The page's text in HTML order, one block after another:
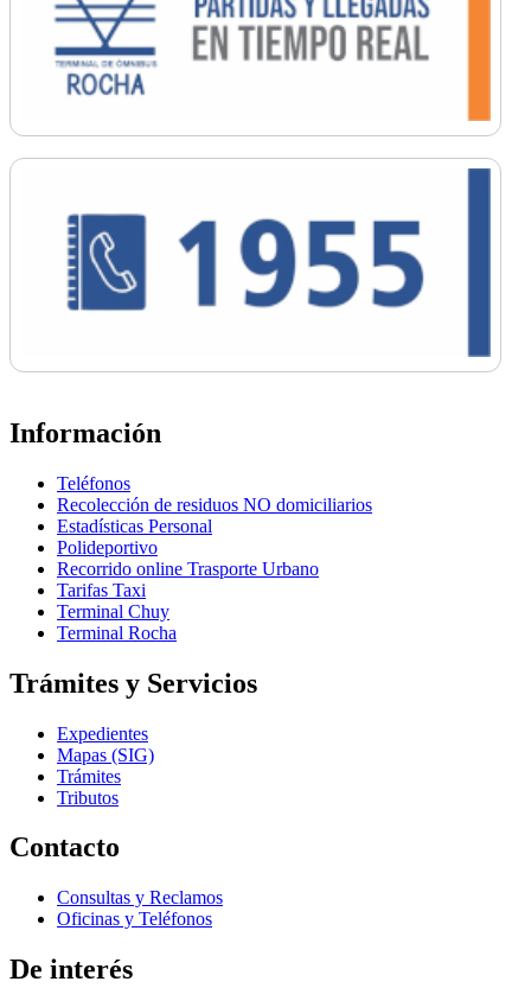
Información
Teléfonos
Recolección de residuos NO domiciliarios
Estadísticas Personal
Polideportivo
Recorrido online Trasporte Urbano
Tarifas Taxi
Terminal Chuy
Terminal Rocha
Trámites y Servicios
Expedientes
Mapas (SIG)
Trámites
Tributos
Contacto
Consultas y Reclamos
Oficinas y Teléfonos
De interés